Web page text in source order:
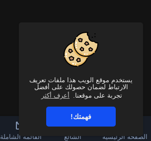
يستخدم موقع الويب هذا ملفات تعريف
الارتباط لضمان حصولك على أفضل
تجربة على موقعنا.
أعرف أكثر
فهمتك!
الصفحة الرئيسية الشائع القائمة الشاملة